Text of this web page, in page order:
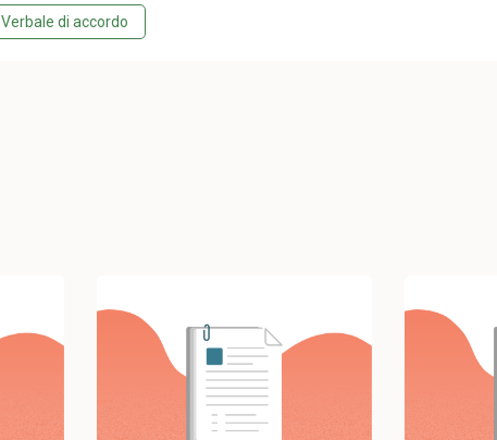
Verbale di accordo